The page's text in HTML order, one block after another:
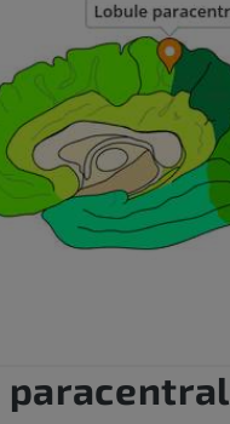
paracentral